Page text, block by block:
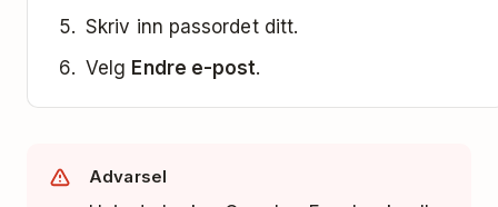
Skriv inn passordet ditt.
Velg Endre e-post.
Advarsel